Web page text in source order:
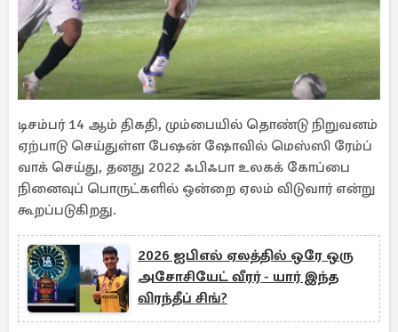
டிசம்பர் 14 ஆம் திகதி, மும்பையில் தொண்டு நிறுவனம்
ஏற்பாடு செய்துள்ள பேஷன் ஷோவில் மெஸ்ஸி ரேம்ப்
வாக் செய்து, தனது 2022 ஃபிஃபா உலகக் கோப்பை
நினைவுப் பொருட்களில் ஒன்றை ஏலம் விடுவார் என்று
கூறப்படுகிறது.
2026 ஐபிஎல் ஏலத்தில் ஒரே ஒரு
அசோசியேட் வீரர் - யார் இந்த
விரந்தீப் சிங்?